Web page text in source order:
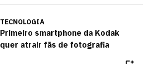
TECNOLOGIA
Primeiro smartphone da Kodak
quer atrair fãs de fotografia